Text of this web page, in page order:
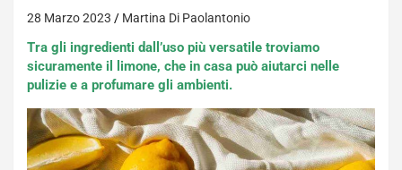
28 Marzo 2023 Martina Di Paolantonio
Tra gli ingredienti dall’uso più versatile troviamo
sicuramente il limone, che in casa può aiutarci nelle
pulizie e a profumare gli ambienti.